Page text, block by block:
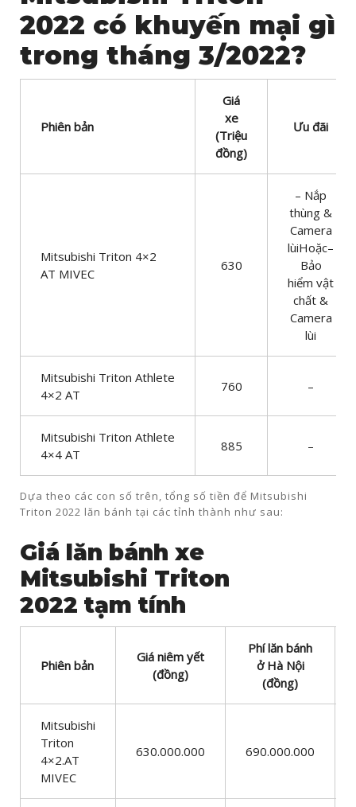
2022 có khuyến mại gì
trong tháng 3/2022?
Phiên bản
Giá
xe
(Triệu
đồng)
Ưu đãi
Mitsubishi Triton 4×2
AT MIVEC
630
– Nắp
thùng &
Camera
lùiHoặc–
Bảo
hiểm vật
chất &
Camera
lùi
Mitsubishi Triton Athlete
4×2 AT
760 –
Mitsubishi Triton Athlete
4×4 AT
885 –
Dựa theo các con số trên, tổng số tiền để Mitsubishi
Triton 2022 lăn bánh tại các tỉnh thành như sau:
Giá lăn bánh xe
Mitsubishi Triton
2022 tạm tính
Phiên bản
Giá niêm yết
(đồng)
Phí lăn bánh
ở Hà Nội
(đồng)
Mitsubishi
Triton
4×2.AT
MIVEC
630.000.000 690.000.000